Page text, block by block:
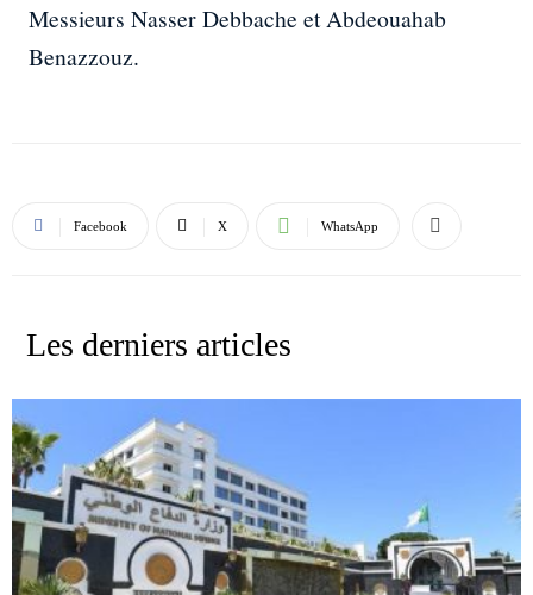
Messieurs Nasser Debbache et Abdeouahab
Benazzouz.
Facebook X WhatsApp
Les derniers articles